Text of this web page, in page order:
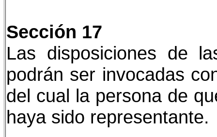
Sección 17
Las disposiciones de
podrán ser invocadas
del cual la persona de
haya sido representante.